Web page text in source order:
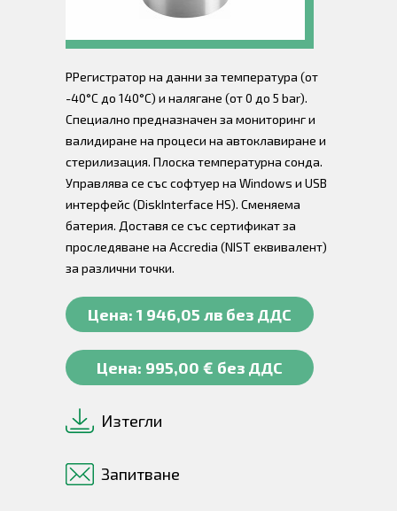
РРегистратор на данни за температура (от
-40°C до 140°C) и налягане (от 0 до 5 bar).
Специално предназначен за мониторинг и
валидиране на процеси на автоклавиране и
стерилизация. Плоска температурна сонда.
Управлява се със софтуер на Windows и USB
интерфейс (DiskInterface HS). Сменяема
батерия. Доставя се със сертификат за
проследяване на Accredia (NIST еквивалент)
за различни точки.
Цена: 1 946,05 лв без ДДС
Цена: 995,00 € без ДДС
Изтегли
Запитване